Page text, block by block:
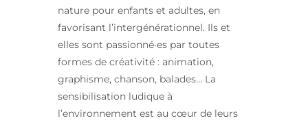
nature pour enfants et adultes, en
favorisant l’intergénérationnel. Ils et
elles sont passionné·es par toutes
formes de créativité : animation,
graphisme, chanson, balades… La
sensibilisation ludique à
l’environnement est au cœur de leurs